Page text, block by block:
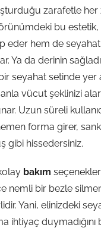
zarafetle her
görünümdeki bu
eder hem de
Ya da derinin
seyahat setinde yer
vücut şeklinizi
Uzun süreli
forma girer,
gibi hissedersiniz.
bakım
nemli bir bezle
Yani, elinizdeki
ihtiyaç duymadığını